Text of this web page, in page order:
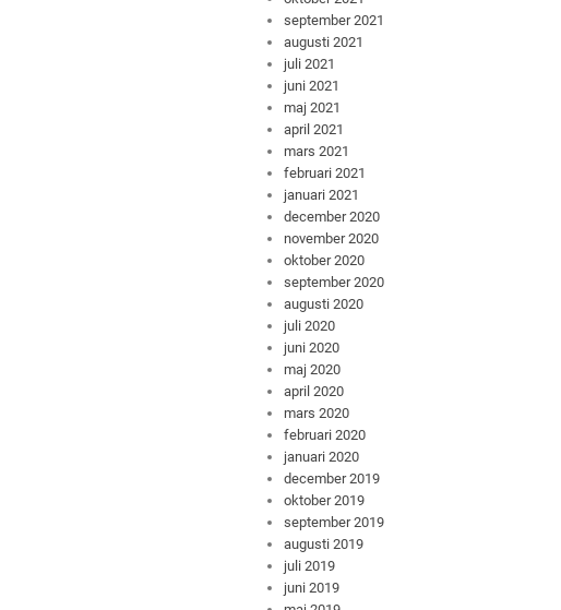
september 2021
augusti 2021
juli 2021
juni 2021
maj 2021
april 2021
mars 2021
februari 2021
januari 2021
december 2020
november 2020
oktober 2020
september 2020
augusti 2020
juli 2020
juni 2020
maj 2020
april 2020
mars 2020
februari 2020
januari 2020
december 2019
oktober 2019
september 2019
augusti 2019
juli 2019
juni 2019